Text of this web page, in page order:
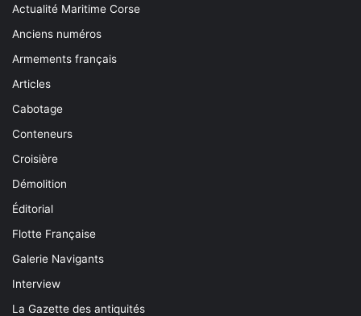
Actualité Maritime Corse
Anciens numéros
Armements français
Articles
Cabotage
Conteneurs
Croisière
Démolition
Éditorial
Flotte Française
Galerie Navigants
Interview
La Gazette des antiquités